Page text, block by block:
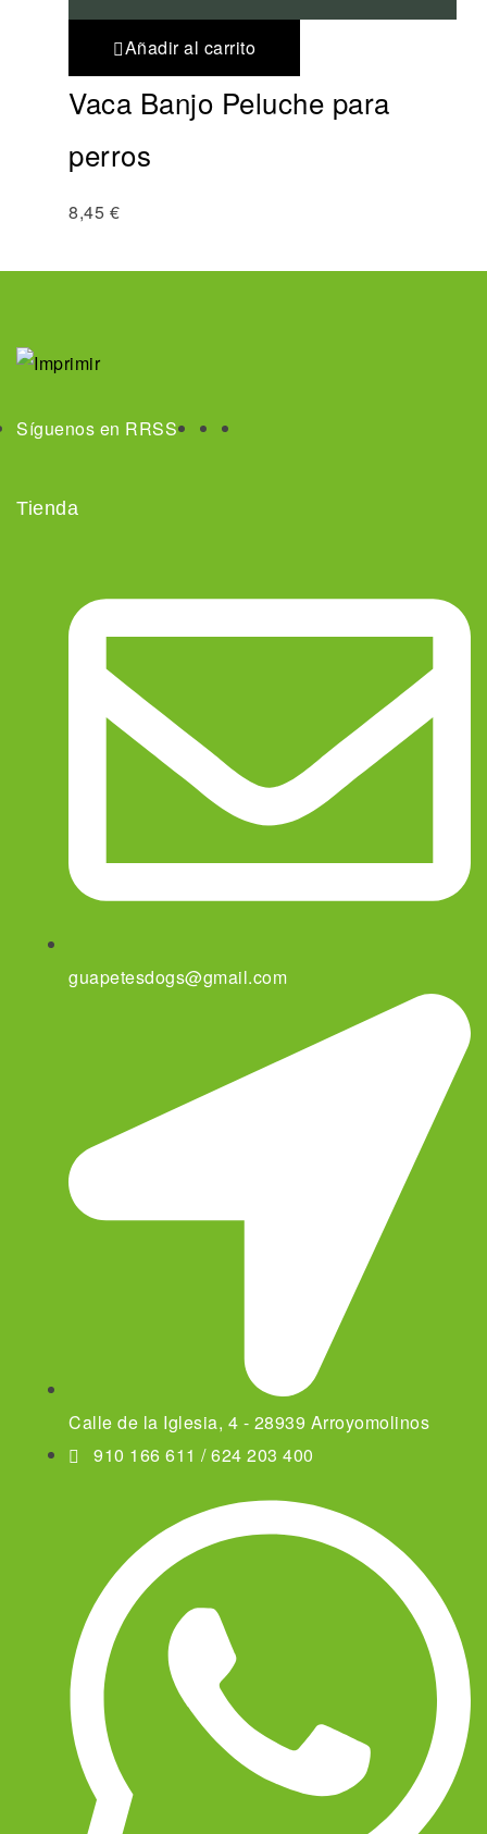
Añadir al carrito
Vaca Banjo Peluche para
perros
8,45 €
Síguenos en RRSS
Tienda
guapetesdogs@gmail.com
Calle de la Iglesia, 4 - 28939 Arroyomolinos
910 166 611 / 624 203 400